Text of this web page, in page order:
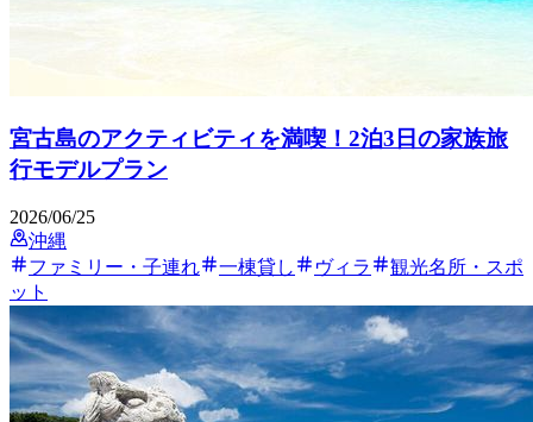
宮古島のアクティビティを満喫！2泊3日の家族旅
行モデルプラン
2026/06/25
沖縄
ファミリー・子連れ
一棟貸し ヴィラ
観光名所・スポ
ット